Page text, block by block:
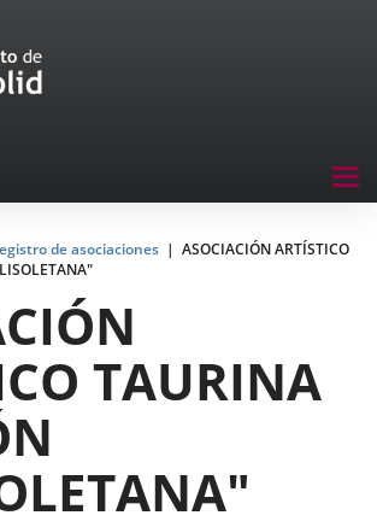
de asociaciones
ASOCIACIÓN ARTÍSTICO
TAURINA